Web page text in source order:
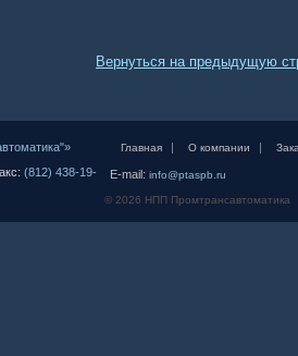
Вернуться на предыдущую
(812) 438-19-
Главная | О компании |
E-mail: info@ptaspb.ru
© 2026 НПП Промтрансавтоматика